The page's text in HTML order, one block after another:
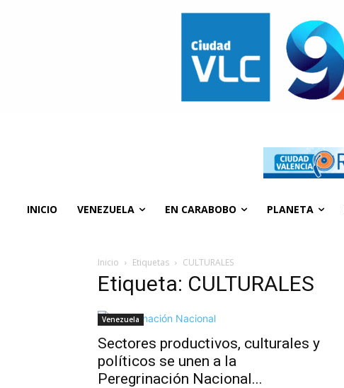
INICIO VENEZUELA EN CARABOBO PLANETA
Inicio Etiquetas CULTURALES
Etiqueta: CULTURALES
Venezuela
Sectores productivos, culturales y
políticos se unen a la
Peregrinación Nacional...